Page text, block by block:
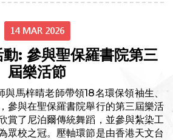
14 MAR 2026
: 參與聖保羅書院第三
屆樂活節
馬梓晴老師帶領18名環保領袖生、
參與在聖保羅書院舉行的第三屆樂活
賞了尼泊爾傳統舞蹈，並參與紮染工
眾校之冠。壓軸環節是由香港天文台